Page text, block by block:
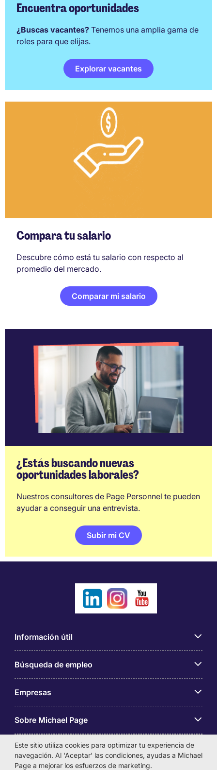
Encuentra oportunidades
¿Buscas vacantes? Tenemos una amplia gama de
roles para que elijas.
Explorar vacantes
Compara tu salario
Descubre cómo está tu salario con respecto al
promedio del mercado.
Comparar mi salario
¿Estás buscando nuevas
oportunidades laborales?
Nuestros consultores de Page Personnel te pueden
ayudar a conseguir una entrevista.
Subir mi CV
Información útil
Búsqueda de empleo
Empresas
Sobre Michael Page
Este sitio utiliza cookies para optimizar tu experiencia de
navegación. Al 'Aceptar' las condiciones, ayudas a Michael
Page a mejorar los esfuerzos de marketing.